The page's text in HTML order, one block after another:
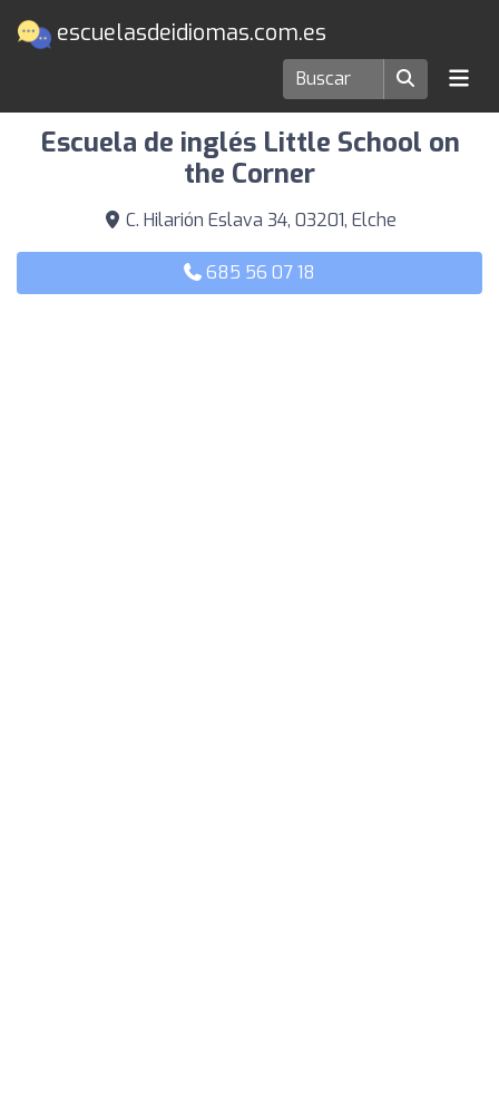
escuelasdeidiomas.com.es
Escuelas de idiomas en Elche
Escuela de inglés Little School on
the Corner
C. Hilarión Eslava 34, 03201, Elche
685 56 07 18